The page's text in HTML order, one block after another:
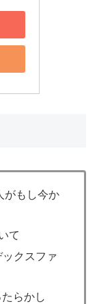
がもし今か
て
クスファ
らかし